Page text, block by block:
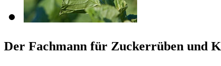
Der Fachmann für Zuckerrüben und